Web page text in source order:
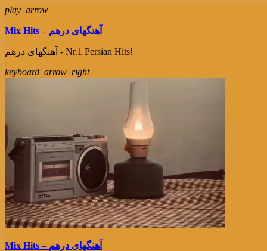
play_arrow
Mix Hits – آهنگهای درهم
آهنگهای درهم - Nr.1 Persian Hits!
keyboard_arrow_right
Mix Hits – آهنگهای درهم